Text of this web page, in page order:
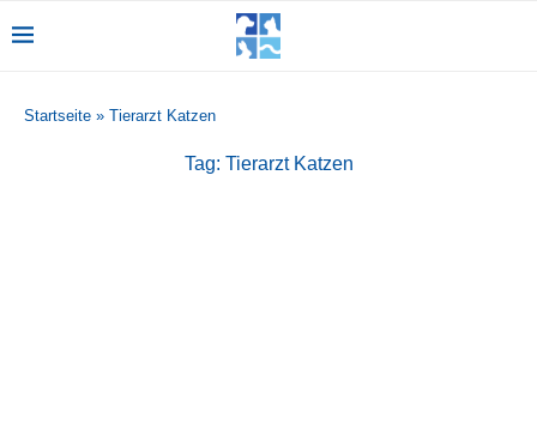
Startseite » Tierarzt Katzen
Tag: Tierarzt Katzen